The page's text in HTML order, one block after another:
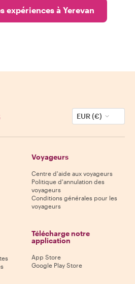
expériences à Yerevan
EUR (€)
Voyageurs
Centre d'aide aux voyageurs
Politique d'annulation des
voyageurs
Conditions générales pour les
voyageurs
Télécharge notre
application
App Store
Google Play Store